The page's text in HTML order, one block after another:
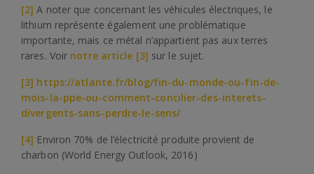
[2] A noter que concernant les véhicules électriques, le
lithium représente également une problématique
importante, mais ce métal n’appartient pas aux terres
rares. Voir notre article [3] sur le sujet.
[3] https://atlante.fr/blog/fin-du-monde-ou-fin-de-
mois-la-ppe-ou-comment-concilier-des-interets-
divergents-sans-perdre-le-sens/
[4] Environ 70% de l’électricité produite provient de
charbon (World Energy Outlook, 2016)